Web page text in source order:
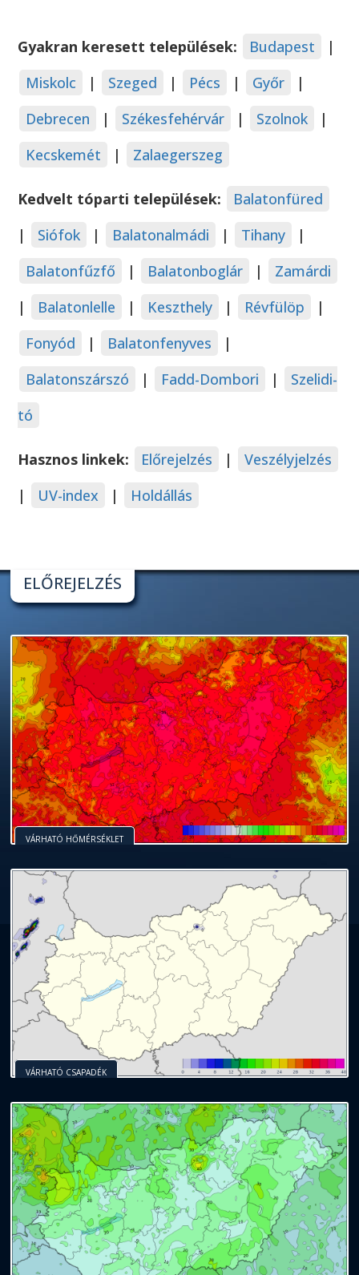
Gyakran keresett települések: Budapest
|
Miskolc
| Szeged | Pécs | Győr
|
Debrecen
| Székesfehérvár | Szolnok
|
Kecskemét
| Zalaegerszeg
Kedvelt tóparti települések:
Balatonfüred
|
Siófok | Balatonalmádi | Tihany
|
Balatonfűzfő
| Balatonboglár |
Zamárdi
|
Balatonlelle | Keszthely | Révfülöp
|
Fonyód
| Balatonfenyves
|
Balatonszárszó
| Fadd-Dombori |
Szelidi-
tó
Hasznos linkek: Előrejelzés |
Veszélyjelzés
|
UV-index | Holdállás
ELŐREJELZÉS
VÁRHATÓ HŐMÉRSÉKLET
VÁRHATÓ CSAPADÉK